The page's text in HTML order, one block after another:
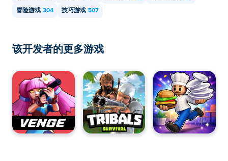
冒险游戏 304 技巧游戏 507
该开发者的更多游戏